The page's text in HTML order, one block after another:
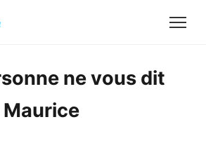
ne vous dit
Maurice